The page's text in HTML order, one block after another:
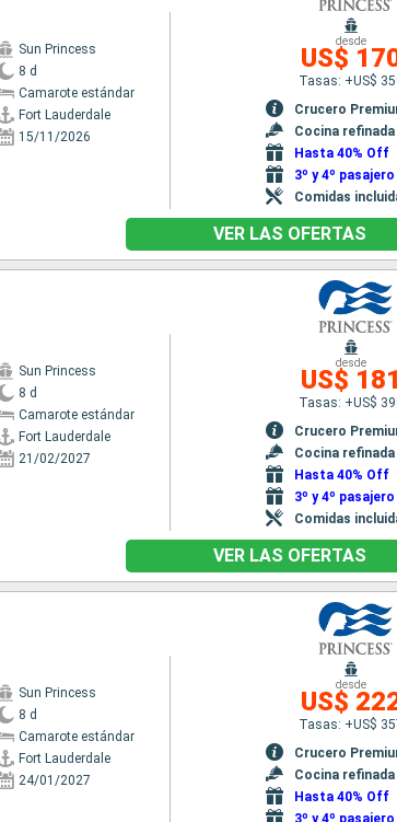
Sun Princess
8 d
Camarote estándar
Fort Lauderdale
15/11/2026
desde
US$
Tasas: +US$
Crucero
Cocina refinada
Hasta 40% Off
3º y 4º
Comidas
VER LAS OFERTAS
Sun Princess
8 d
Camarote estándar
Fort Lauderdale
21/02/2027
desde
US$ 181
Tasas: +US$
Crucero
Cocina refinada
Hasta 40% Off
3º y 4º
Comidas
VER LAS OFERTAS
Sun Princess
8 d
Camarote estándar
Fort Lauderdale
24/01/2027
desde
US$
Tasas: +US$
Crucero
Cocina refinada
Hasta 40% Off
3º y 4º